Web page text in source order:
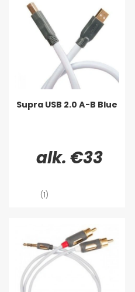
Supra USB 2.0 A-B Blue
alk. €33
(1)